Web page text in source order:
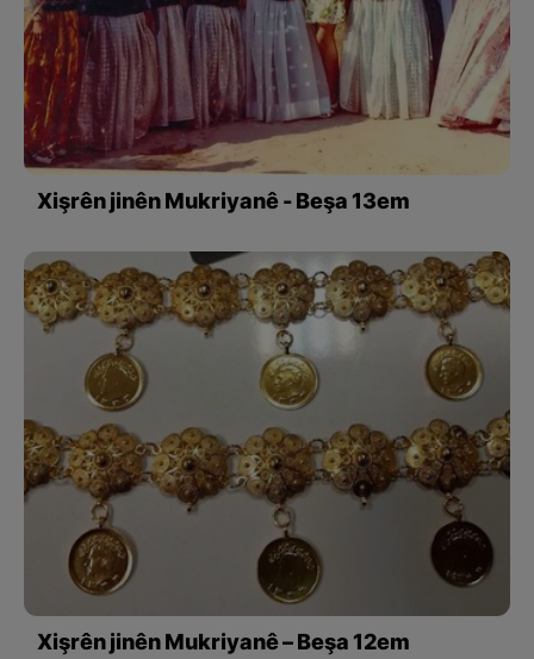
Xişrên jinên Mukriyanê - Beşa 13em
Xişrên jinên Mukriyanê – Beşa 12em